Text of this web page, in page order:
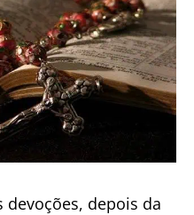
devoções, depois da